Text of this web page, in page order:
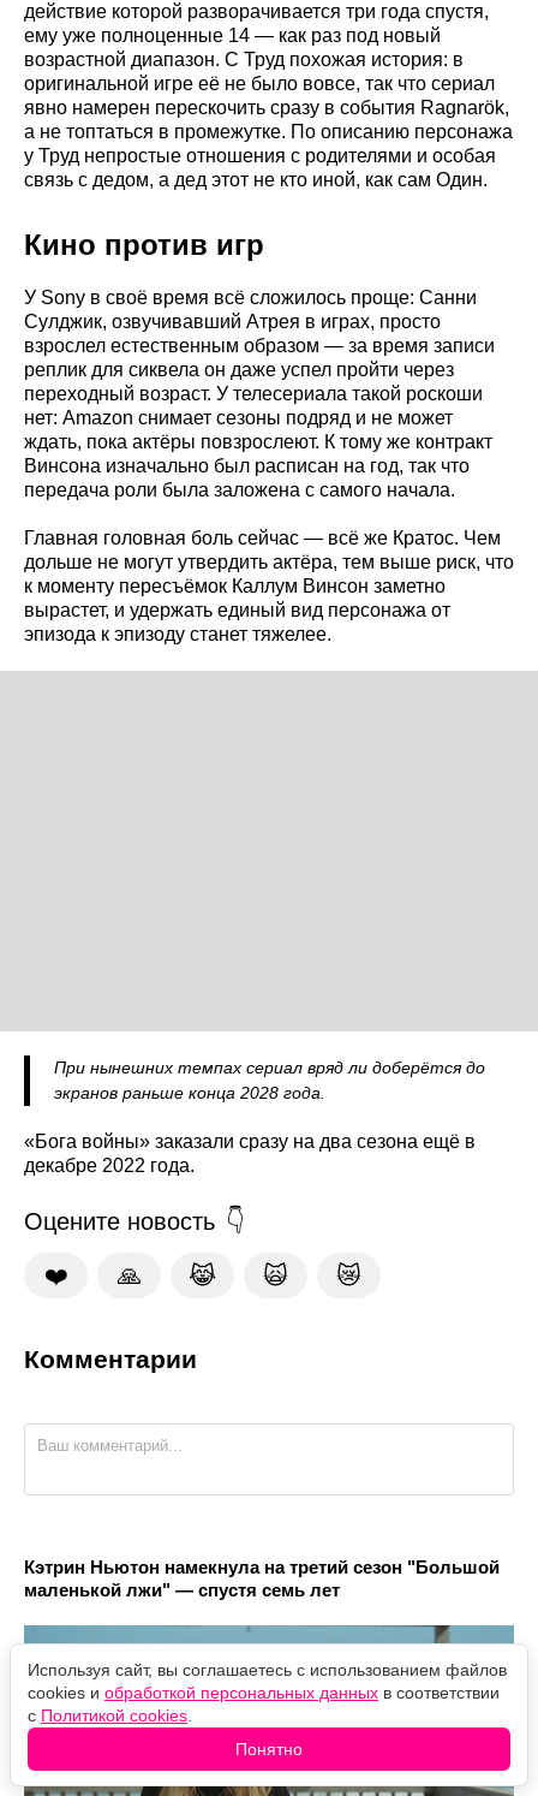
действие которой разворачивается три года спустя,
ему уже полноценные 14 — как раз под новый
возрастной диапазон. С Труд похожая история: в
оригинальной игре её не было вовсе, так что сериал
явно намерен перескочить сразу в события Ragnarök,
а не топтаться в промежутке. По описанию персонажа
у Труд непростые отношения с родителями и особая
связь с дедом, а дед этот не кто иной, как сам Один.
Кино против игр
У Sony в своё время всё сложилось проще: Санни
Сулджик, озвучивавший Атрея в играх, просто
взрослел естественным образом — за время записи
реплик для сиквела он даже успел пройти через
переходный возраст. У телесериала такой роскоши
нет: Amazon снимает сезоны подряд и не может
ждать, пока актёры повзрослеют. К тому же контракт
Винсона изначально был расписан на год, так что
передача роли была заложена с самого начала.
Главная головная боль сейчас — всё же Кратос. Чем
дольше не могут утвердить актёра, тем выше риск, что
к моменту пересъёмок Каллум Винсон заметно
вырастет, и удержать единый вид персонажа от
эпизода к эпизоду станет тяжелее.
При нынешних темпах сериал вряд ли доберётся до
экранов раньше конца 2028 года.
«Бога войны» заказали сразу на два сезона ещё в
декабре 2022 года.
Оцените новость
❤️ 🙏 😹 🙀 😿
Комментарии
Кэтрин Ньютон намекнула на третий сезон "Большой
маленькой лжи" — спустя семь лет
Используя сайт, вы соглашаетесь с использованием файлов
cookies и обработкой персональных данных в соответствии
с Политикой cookies
Понятно